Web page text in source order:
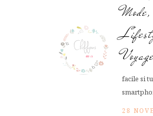
Mode,
facile si
28